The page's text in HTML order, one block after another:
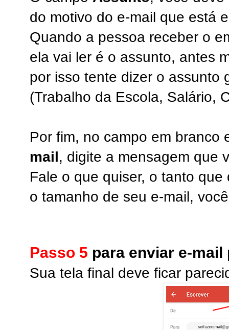
do motivo do e-mail que está
Quando a pessoa receber o
ela vai ler é o assunto, antes
por isso tente dizer o assunto
(Trabalho da Escola, Salário,
Por fim, no campo em branco
mail, digite a mensagem que
Fale o que quiser, o tanto
o tamanho de seu e-mail,
Passo 5 para enviar e-
Sua tela final deve ficar